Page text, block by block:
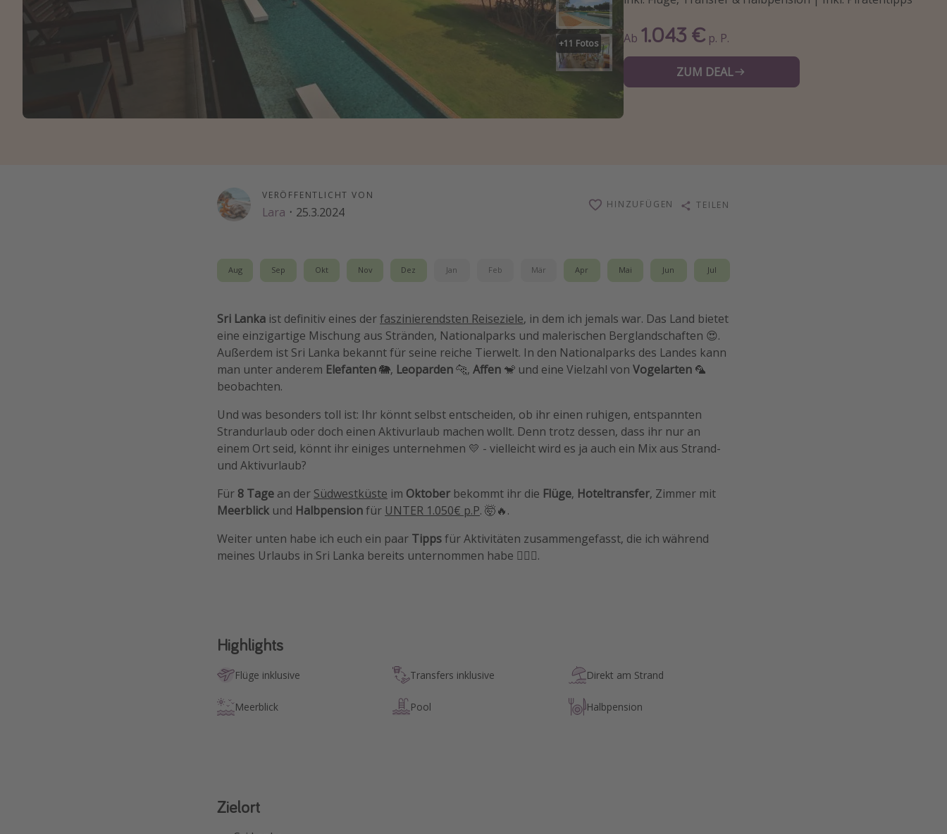
+11 Fotos Ab 1.043 € p. P.
ZUM DEAL
VERÖFFENTLICHT VON
Lara · 25.3.2024
HINZUFÜGEN TEILEN
Aug Sep Okt Nov Dez Jan Feb Mär Apr Mai Jun Jul
Sri Lanka ist definitiv eines derfaszinierendsten Reiseziele, in dem ich jemals war. Das Land bietet
eine einzigartige Mischung aus Stränden, Nationalparks und malerischen Berglandschaften 😍.
Außerdem ist Sri Lanka bekannt für seine reiche Tierwelt. In den Nationalparks des Landes kann
man unter anderem Elefanten🐘, Leoparden🐆, Affen 🐒 und eine Vielzahl von Vogelarten 🦜
beobachten.
Und was besonders toll ist: Ihr könnt selbst entscheiden, ob ihr einen ruhigen, entspannten
Strandurlaub oder doch einen Aktivurlaub machen wollt. Denn trotz dessen, dass ihr nur an
einem Ort seid, könnt ihr einiges unternehmen 💛 - vielleicht wird es ja auch ein Mix aus Strand-
und Aktivurlaub?
Für 8 Tage an der Südwestküste im Oktober bekommt ihr die Flüge, Hoteltransfer, Zimmer mit
Meerblick und Halbpensionfür UNTER 1.050€ p.P. 🤯🔥.
Weiter unten habe ich euch ein paar Tippsfür Aktivitäten zusammengefasst, die ich während
meines Urlaubs in Sri Lanka bereits unternommen habe 👇🏼🙂.
Highlights
Flüge inklusive Transfers inklusive Direkt am Strand
Meerblick Pool Halbpension
Zielort